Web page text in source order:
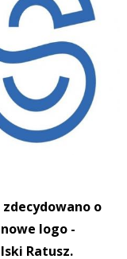
zdecydowano o
logo -
Ratusz.